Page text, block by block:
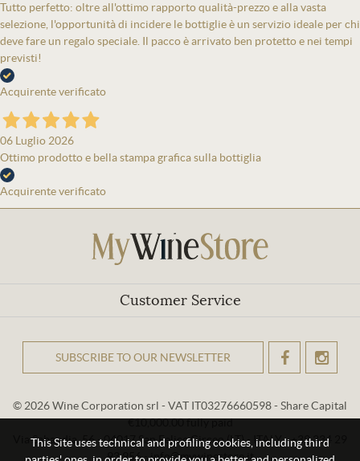
Tutto perfetto: oltre all'ottimo rapporto qualità-prezzo e alla vasta
selezione, l'opportunità di incidere le bottiglie è un servizio ideale per chi
deve fare un regalo speciale. Il pacco è arrivato ben protetto e nei tempi
previsti!
Acquirente verificato
06 Luglio 2026
Ottimo prodotto e bella stampa grafica sulla bottiglia
Acquirente verificato
Customer Service
This Site uses technical and profiling cookies, including third
SUBSCRIBE TO OUR NEWSLETTER
© 2026 Wine Corporation srl - VAT IT03276660598 - Share Capital
€10,000.00 fully paid
Via Sabaudia, 56 - 04017 San Felice Circeo (LT) - ITALY - +39 334 29
93 956 - info@mywinestore.it